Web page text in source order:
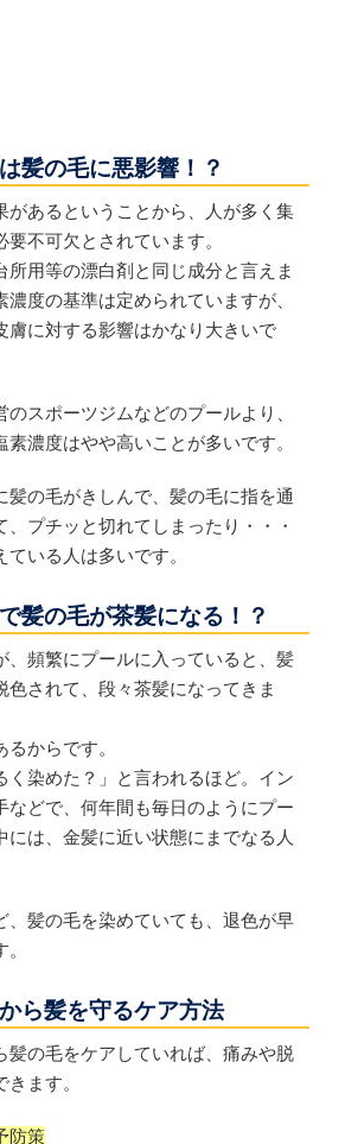
髪の毛に悪影響！？
があるということから、人が多く集
要不可欠とされています。
所用等の漂白剤と同じ成分と言えま
度の基準は定められていますが、
膚に対する影響はかなり大きいで
スポーツジムなどのプールより、
濃度はやや高いことが多いです。
髪の毛がきしんで、髪の毛に指を通
、プチッと切れてしまったり・・・
いる人は多いです。
髪の毛が茶髪になる！？
、頻繁にプールに入っていると、髪
色されて、段々茶髪になってきま
からです。
く染めた？」と言われるほど。イン
などで、何年間も毎日のようにプー
には、金髪に近い状態にまでなる人
、髪の毛を染めていても、退色が早
ら髪を守るケア方法
髪の毛をケアしていれば、痛みや脱
ます。
防策